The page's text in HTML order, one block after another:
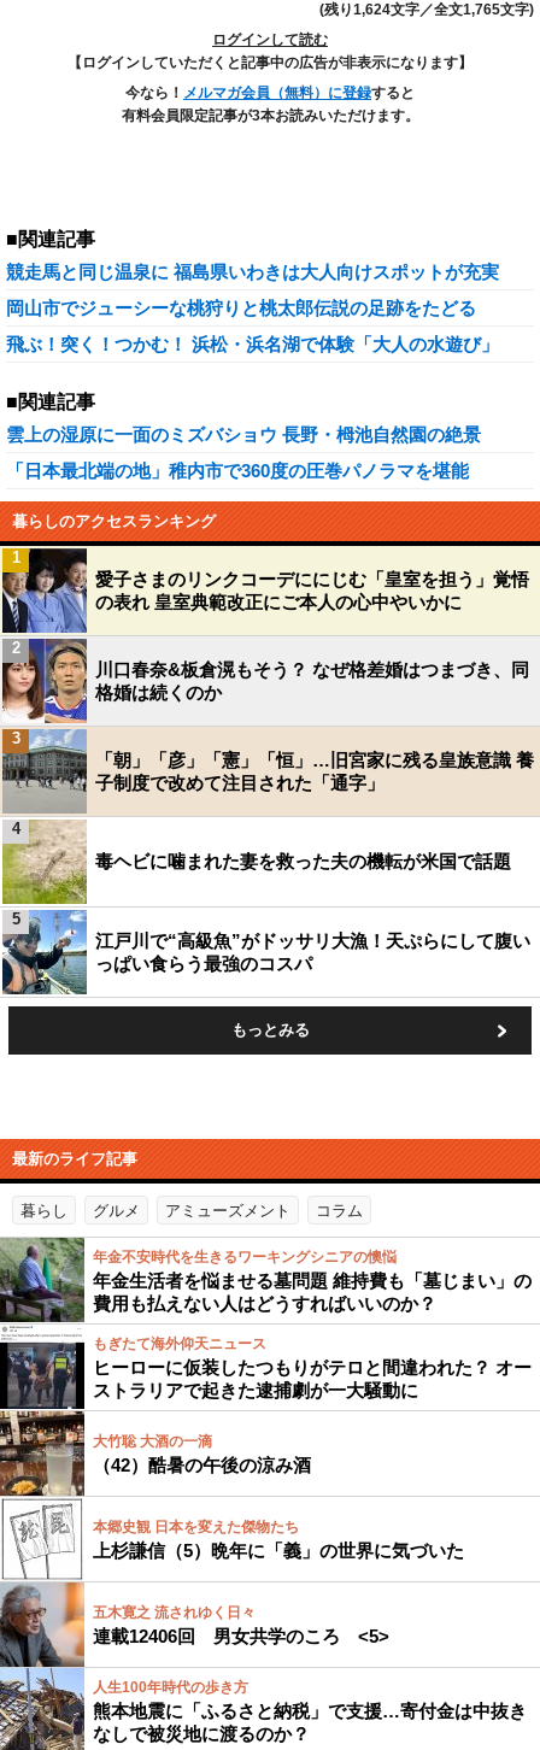
(残り1,624文字／全文1,765文字)
ログインして読む
【ログインしていただくと記事中の広告が非表示になります】
今なら！ メルマガ会員（無料）に登録すると
有料会員限定記事が3本お読みいただけます。
■関連記事
競走馬と同じ温泉に 福島県いわきは大人向けスポットが充実
岡山市でジューシーな桃狩りと桃太郎伝説の足跡をたどる
飛ぶ！突く！つかむ！ 浜松・浜名湖で体験「大人の水遊び」
■関連記事
雲上の湿原に一面のミズバショウ 長野・栂池自然園の絶景
「日本最北端の地」稚内市で360度の圧巻パノラマを堪能
暮らしのアクセスランキング
愛子さまのリンクコーデににじむ「皇室を担う」覚悟
の表れ 皇室典範改正にご本人の心中やいかに
1
川口春奈&板倉滉もそう？ なぜ格差婚はつまづき、同
格婚は続くのか
2
「朝」「彦」「憲」「恒」…旧宮家に残る皇族意識 養
子制度で改めて注目された「通字」
3
毒ヘビに噛まれた妻を救った夫の機転が米国で話題
4
江戸川で“高級魚”がドッサリ大漁！天ぷらにして腹い
っぱい食らう最強のコスパ
5
もっとみる
最新のライフ記事
暮らし グルメ アミューズメント コラム
年金不安時代を生きるワーキングシニアの懊悩
年金生活者を悩ませる墓問題 維持費も「墓じまい」の
費用も払えない人はどうすればいいのか？
もぎたて海外仰天ニュース
ヒーローに仮装したつもりがテロと間違われた？ オー
ストラリアで起きた逮捕劇が一大騒動に
大竹聡 大酒の一滴
（42）酷暑の午後の涼み酒
本郷史観 日本を変えた傑物たち
上杉謙信（5）晩年に「義」の世界に気づいた
五木寛之 流されゆく日々
連載12406回 男女共学のころ <5>
人生100年時代の歩き方
熊本地震に「ふるさと納税」で支援…寄付金は中抜き
なしで被災地に渡るのか？